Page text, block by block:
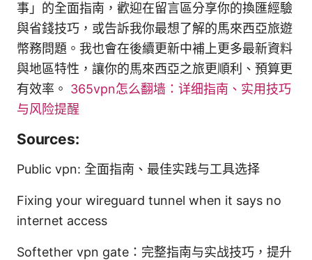
事」的全面指南，歡迎在留言區分享你的換匯經驗
與省錢技巧，或告訴我你最想了解的馬來西亞旅遊
幣務問題。我也會在後續更新中補上更多最新資料
與地區特性，讓你的馬來西亞之旅更順利、預算更
有效率。 365vpn怎么翻墙：详细指南、实用技巧
与风险提醒
Sources:
Public vpn: 全面指南、最佳实践与工具选择
Fixing your wireguard tunnel when it says no
internet access
Softether vpn gate：完整指南与实战技巧，提升